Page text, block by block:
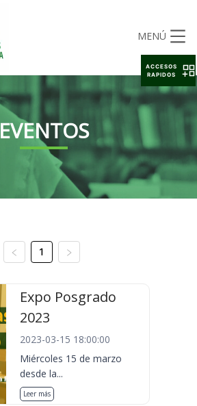
MENÚ
EVENTOS
1
Expo Posgrado
2023
2023-03-15 18:00:00
Miércoles 15 de marzo
desde la...
Leer más
ACCESOS
RAPIDOS